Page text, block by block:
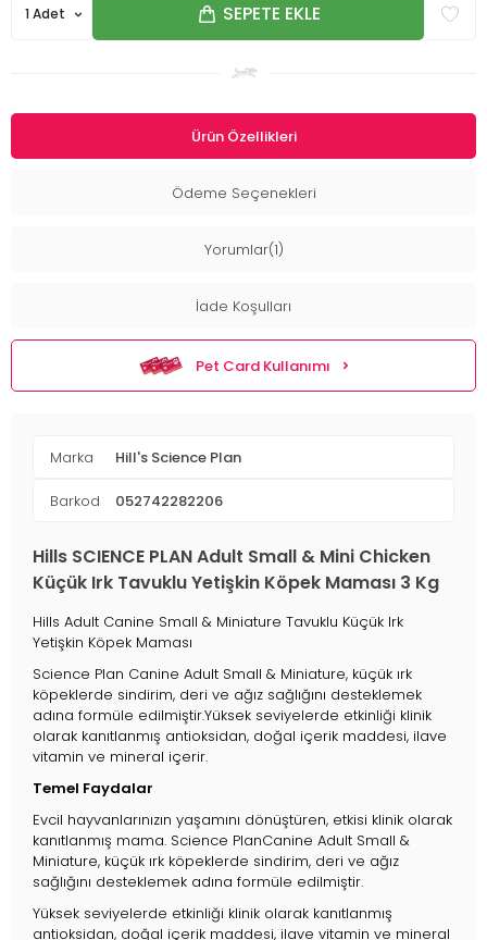
SEPETE EKLE
Ürün Özellikleri
Ödeme Seçenekleri
Yorumlar(1)
İade Koşulları
Pet Card Kullanımı
Marka Hill's Science Plan
Barkod 052742282206
Hills SCIENCE PLAN Adult Small & Mini Chicken
Küçük Irk Tavuklu Yetişkin Köpek Maması 3 Kg
Hills Adult Canine Small & Miniature Tavuklu Küçük Irk
Yetişkin Köpek Maması
Science Plan Canine Adult Small & Miniature, küçük ırk
köpeklerde sindirim, deri ve ağız sağlığını desteklemek
adına formüle edilmiştir.Yüksek seviyelerde etkinliği klinik
olarak kanıtlanmış antioksidan, doğal içerik maddesi, ilave
vitamin ve mineral içerir.
Temel Faydalar
Evcil hayvanlarınızın yaşamını dönüştüren, etkisi klinik olarak
kanıtlanmış mama. Science PlanCanine Adult Small &
Miniature, küçük ırk köpeklerde sindirim, deri ve ağız
sağlığını desteklemek adına formüle edilmiştir.
Yüksek seviyelerde etkinliği klinik olarak kanıtlanmış
antioksidan, doğal içerik maddesi, ilave vitamin ve mineral